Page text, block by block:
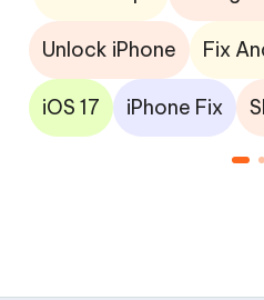
Unlock iPhone Fix
iOS 17 iPhone Fix